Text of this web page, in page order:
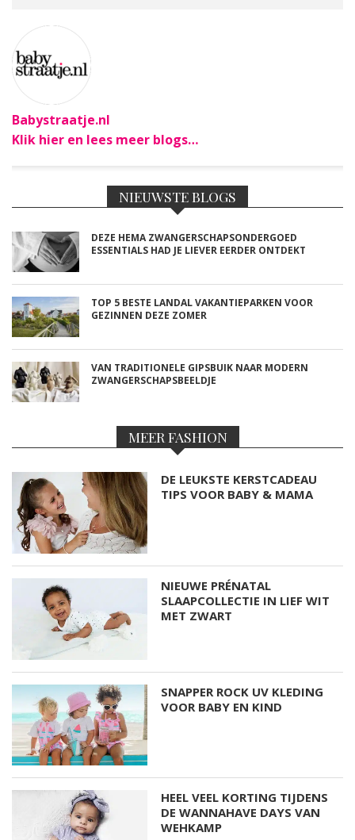
Babystraatje.nl
Klik hier en lees meer blogs…
NIEUWSTE BLOGS
DEZE HEMA ZWANGERSCHAPSONDERGOED
ESSENTIALS HAD JE LIEVER EERDER ONTDEKT
TOP 5 BESTE LANDAL VAKANTIEPARKEN VOOR
GEZINNEN DEZE ZOMER
VAN TRADITIONELE GIPSBUIK NAAR MODERN
ZWANGERSCHAPSBEELDJE
MEER FASHION
DE LEUKSTE KERSTCADEAU
TIPS VOOR BABY & MAMA
NIEUWE PRÉNATAL
SLAAPCOLLECTIE IN LIEF WIT
MET ZWART
SNAPPER ROCK UV KLEDING
VOOR BABY EN KIND
HEEL VEEL KORTING TIJDENS
DE WANNAHAVE DAYS VAN
WEHKAMP